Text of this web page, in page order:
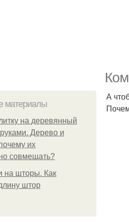
материалы
на деревянный
Дерево и
их
совмещать?
на шторы. Как
штор
А